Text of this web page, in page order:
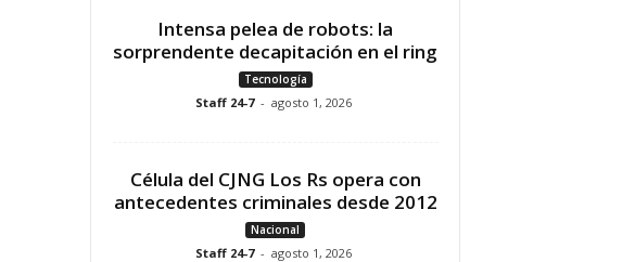
Intensa pelea de robots: la
sorprendente decapitación en el ring
Tecnología
Staff 24-7 - agosto 1, 2026
Célula del CJNG Los Rs opera con
antecedentes criminales desde 2012
Nacional
Staff 24-7 - agosto 1, 2026